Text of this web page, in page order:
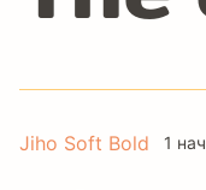
Jiho Soft Bold 1